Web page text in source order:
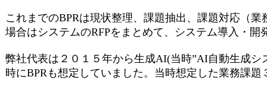
これまでのBPRは現状整理、課題抽出、課題対応（
場合はシステムのRFPをまとめて、システム導入・開
弊社代表は２０１５年から生成AI(当時”AI自動生成シ
時にBPRも想定していました。当時想定した業務課